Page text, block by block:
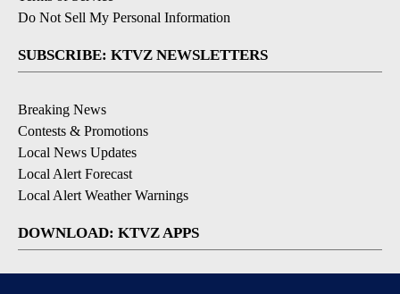
Do Not Sell My Personal Information
SUBSCRIBE: KTVZ NEWSLETTERS
Breaking News
Contests & Promotions
Local News Updates
Local Alert Forecast
Local Alert Weather Warnings
DOWNLOAD: KTVZ APPS